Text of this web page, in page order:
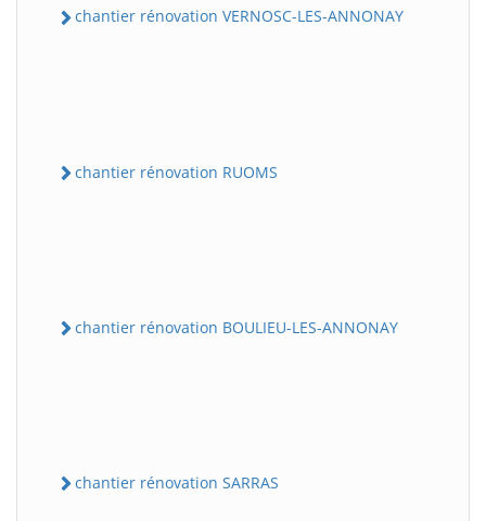
chantier rénovation VERNOSC-LES-ANNONAY
chantier rénovation RUOMS
chantier rénovation BOULIEU-LES-ANNONAY
chantier rénovation SARRAS